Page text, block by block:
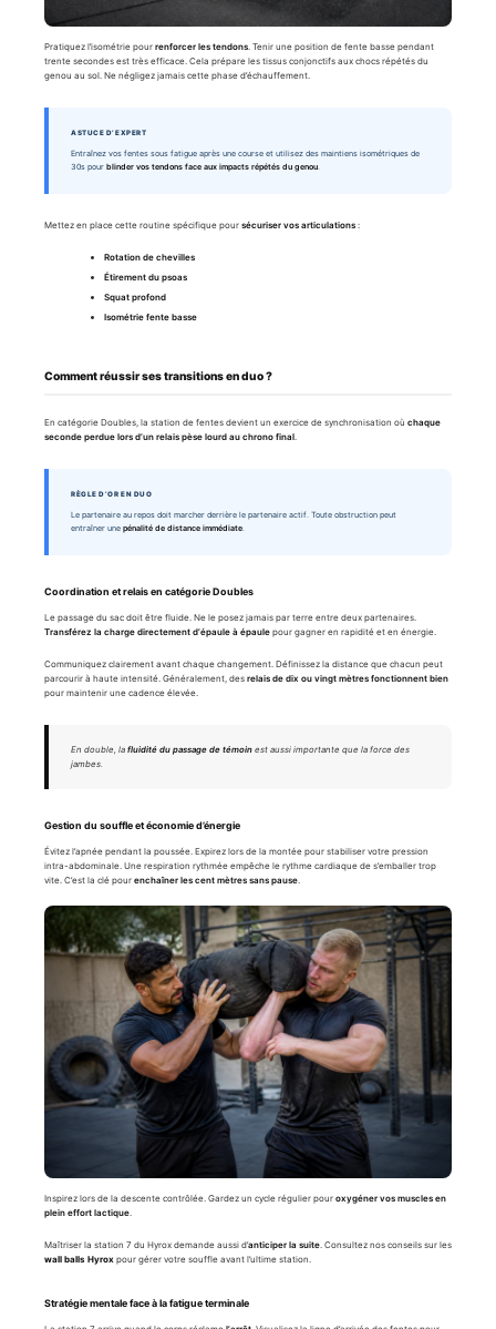
Pratiquez l’isométrie pour renforcer les tendons. Tenir une position de fente basse pendant
trente secondes est très efficace. Cela prépare les tissus conjonctifs aux chocs répétés du
genou au sol. Ne négligez jamais cette phase d’échauffement.
ASTUCE D’EXPERT
Entraînez vos fentes sous fatigue après une course et utilisez des maintiens isométriques de
30s pour blinder vos tendons face aux impacts répétés du genou.
Mettez en place cette routine spécifique pour sécuriser vos articulations :
Rotation de chevilles
Étirement du psoas
Squat profond
Isométrie fente basse
Comment réussir ses transitions en duo ?
En catégorie Doubles, la station de fentes devient un exercice de synchronisation où chaque
seconde perdue lors d’un relais pèse lourd au chrono final.
RÈGLE D’OR EN DUO
Le partenaire au repos doit marcher derrière le partenaire actif. Toute obstruction peut
entraîner une pénalité de distance immédiate.
Coordination et relais en catégorie Doubles
Le passage du sac doit être fluide. Ne le posez jamais par terre entre deux partenaires.
Transférez la charge directement d’épaule à épaule pour gagner en rapidité et en énergie.
Communiquez clairement avant chaque changement. Définissez la distance que chacun peut
parcourir à haute intensité. Généralement, des relais de dix ou vingt mètres fonctionnent bien
pour maintenir une cadence élevée.
En double, la fluidité du passage de témoin est aussi importante que la force des
jambes.
Gestion du souffle et économie d’énergie
Évitez l’apnée pendant la poussée. Expirez lors de la montée pour stabiliser votre pression
intra-abdominale. Une respiration rythmée empêche le rythme cardiaque de s’emballer trop
vite. C’est la clé pour enchaîner les cent mètres sans pause.
Inspirez lors de la descente contrôlée. Gardez un cycle régulier pour oxygéner vos muscles en
plein effort lactique
Maîtriser la station 7 du Hyrox demande aussi d’anticiper la suite . Consultez nos conseils sur les
wall balls Hyrox pour gérer votre souffle avant l’ultime station.
Stratégie mentale face à la fatigue terminale